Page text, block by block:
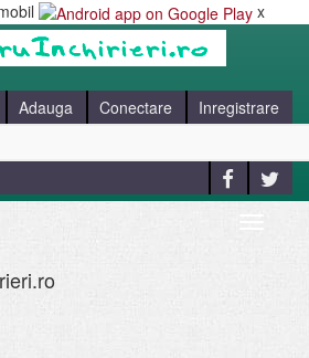
x
Adauga Conectare Inregistrare